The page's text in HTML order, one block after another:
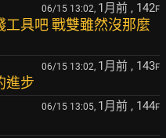
06/15 13:02, 1月前 , 142F
具吧 戰雙雖然沒那麼
06/15 13:02, 1月前 , 143F
進步
06/15 13:05, 1月前 , 144F